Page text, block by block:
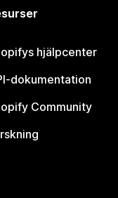
hjälpcenter
dokumentation
Community